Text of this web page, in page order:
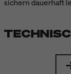
sichern dauerhaft